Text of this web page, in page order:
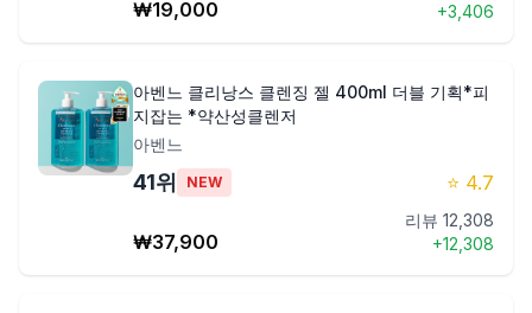
₩19,000
+3,406
아벤느 클리낭스 클렌징 젤 400ml 더블 기획*피
지잡는 *약산성클렌저
아벤느
41위 NEW ⭐ 4.7
₩37,900
리뷰 12,308
+12,308